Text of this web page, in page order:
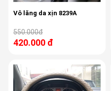
Vô lăng da xịn 8239A
550.000đ
420.000 đ